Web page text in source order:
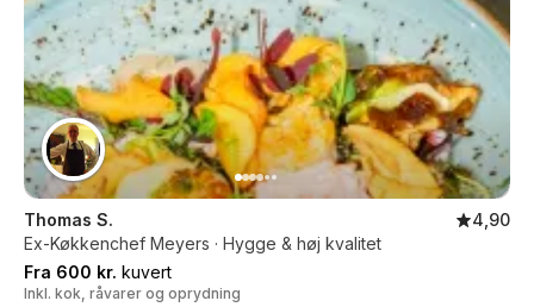
Thomas S.
4,90
Ex-Køkkenchef Meyers · Hygge & høj kvalitet
Fra 600 kr. kuvert
Inkl. kok, råvarer og oprydning